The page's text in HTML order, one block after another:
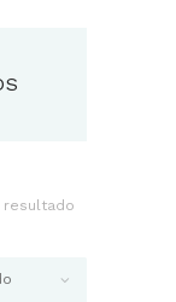
resultado